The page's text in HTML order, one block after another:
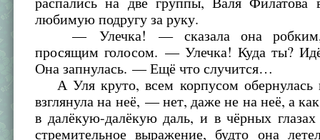
любимую подругу за руку.
— Улечка! — сказала она робким,
просящим голосом. — Улечка! Куда ты?
Она запнулась. — Ещё что случится…
А Уля круто, всем корпусом
взглянула на неё, — нет, даже не на неё, а
в далёкую-далёкую даль, и в чёрных
стремительное выражение, будто она